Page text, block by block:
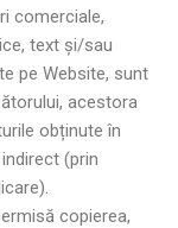
comerciale,
text și/sau
pe Website, sunt
acestora
obținute în
(prin
copierea,